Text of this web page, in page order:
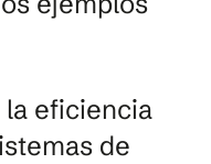
la eficiencia
de